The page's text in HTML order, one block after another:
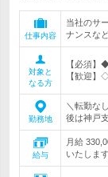
仕事内容
当社のサ
ナンスな
対象と
なる方
【必須
【歓迎】
勤務地
＼転勤な
後は神戸
給与
月給
いたしま